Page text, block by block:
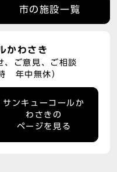
市の施設一覧
かわさき
、ご意見、ご相談
年中無休）
サンキューコールか
わさきの
ページを見る